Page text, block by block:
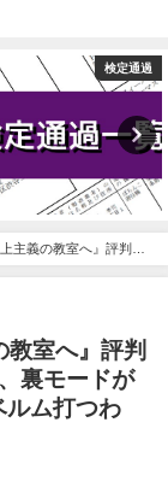
検定通過
主義の教室へ』評判＆
れやるならグランベルム
室へ』評判
裏モードが
ルム打つわ